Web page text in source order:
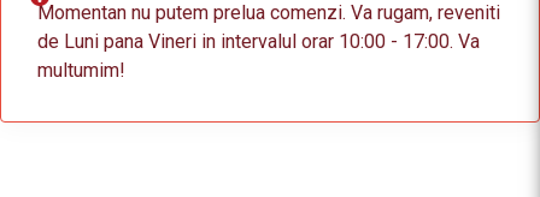
Momentan nu putem prelua comenzi. Va rugam, reveniti
de Luni pana Vineri in intervalul orar 10:00 - 17:00. Va
multumim!